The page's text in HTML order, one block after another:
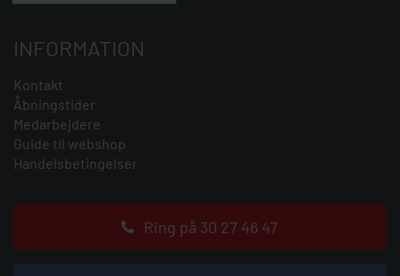
INFORMATION
Kontakt
Åbningstider
Medarbejdere
Guide til webshop
Handelsbetingelser
Ring på 30 27 46 47